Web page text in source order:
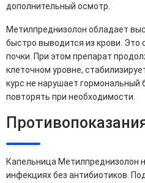
дополнительный осмотр.
Метилпреднизолон обладает
быстро выводится из крови. Это
почки. При этом препарат
клеточном уровне,
курс не нарушает
повторять при необходимости.
Капельница Метилпреднизолон
инфекциях без антибиотиков.